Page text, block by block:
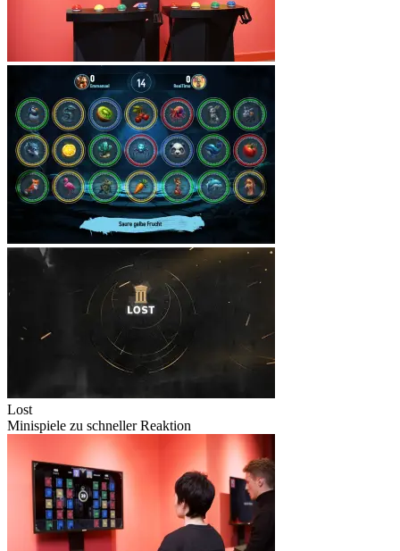
Lost
Minispiele zu schneller Reaktion